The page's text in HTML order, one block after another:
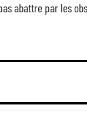
abattre par les